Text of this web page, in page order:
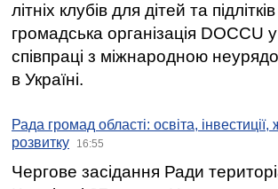
літніх клубів для дітей та
громадська організація
співпраці з міжнародною
в Україні.
Рада громад області: освіта,
розвитку
16:55
Чергове засідання Ради